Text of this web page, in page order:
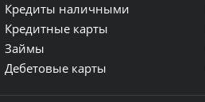
Кредиты наличными
Кредитные карты
Займы
Дебетовые карты